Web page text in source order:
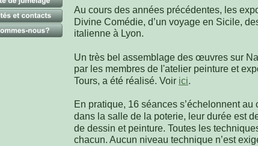
Au cours des années précédentes, les
Divine Comédie, d’un voyage en Sicile,
italienne à Lyon.
Un très bel assemblage des œuvres sur
par les membres de l'atelier peinture et
Tours, a été réalisé. Voir ici.
En pratique, 16 séances s’échelonnent
dans la salle de la poterie, leur durée est
de dessin et peinture. Toutes les
chacun. Aucun niveau technique n’est